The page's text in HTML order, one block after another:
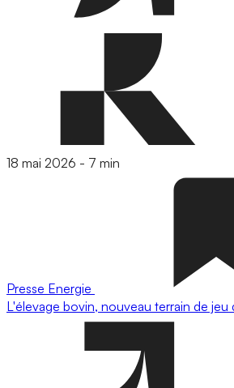
18 mai 2026 - 7 min
Presse Energie
L'élevage bovin, nouveau terrain de jeu